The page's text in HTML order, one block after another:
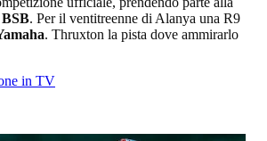
BSB. Per il ventitreenne di Alanya una R9
. Thruxton la pista dove ammirarlo
in TV